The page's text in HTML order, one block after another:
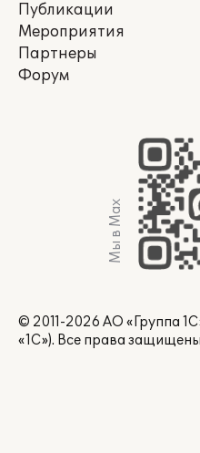
Публикации
Мероприятия
Партнеры
Форум
Мы в Max
© 2011-2026 АО «Группа
«1С»). Все права